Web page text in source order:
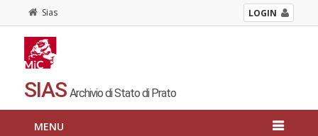
Sias LOGIN
SIAS Archivio di Stato di Prato
MENU